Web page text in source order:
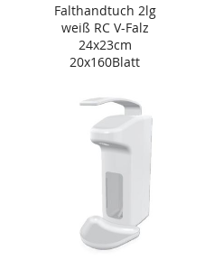
Falthandtuch 2lg
weiß RC V-Falz
24x23cm
20x160Blatt